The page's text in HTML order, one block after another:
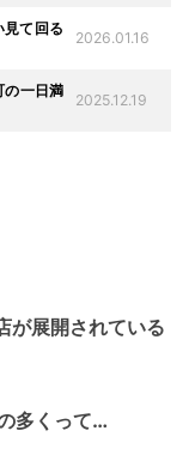
見て回る
2026.01.16
の一日満
2025.12.19
が展開されている
多くって…